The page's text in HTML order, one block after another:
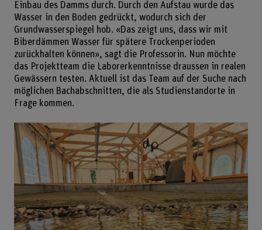
Einbau des Damms durch. Durch den Aufstau wurde das
Wasser in den Boden gedrückt, wodurch sich der
Grundwasserspiegel hob. «Das zeigt uns, dass wir mit
Biberdämmen Wasser für spätere Trockenperioden
zurückhalten können», sagt die Professorin. Nun möchte
das Projektteam die Laborerkenntnisse draussen in realen
Gewässern testen. Aktuell ist das Team auf der Suche nach
möglichen Bachabschnitten, die als Studienstandorte in
Frage kommen.